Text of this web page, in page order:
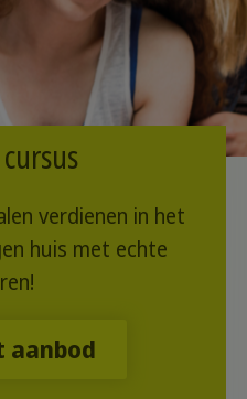
verdienen in het
huis met echte
aanbod